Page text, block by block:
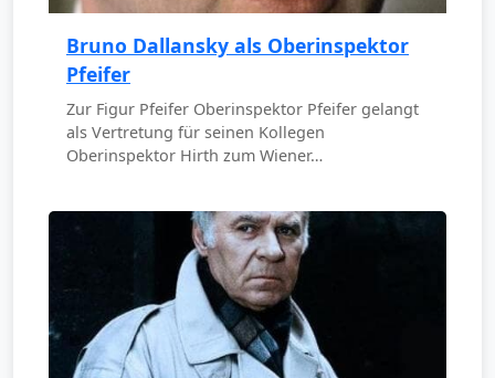
Bruno Dallansky als Oberinspektor
Pfeifer
Zur Figur Pfeifer Oberinspektor Pfeifer gelangt
als Vertretung für seinen Kollegen
Oberinspektor Hirth zum Wiener…